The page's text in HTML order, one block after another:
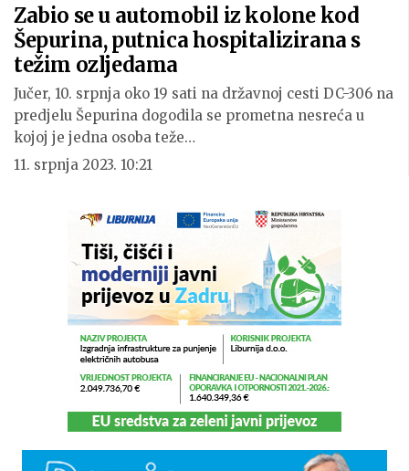
Zabio se u automobil iz kolone kod
Šepurina, putnica hospitalizirana s
težim ozljedama
Jučer, 10. srpnja oko 19 sati na državnoj cesti DC-306 na
predjelu Šepurina dogodila se prometna nesreća u
kojoj je jedna osoba teže…
11. srpnja 2023. 10:21